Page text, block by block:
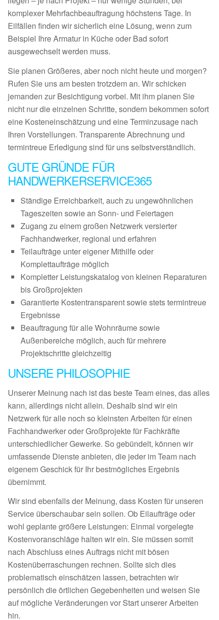
komplexer Mehrfachbeauftragung höchstens Tage. In
Eilfällen finden wir sicherlich eine Lösung, wenn zum
Beispiel Ihre Armatur in Küche oder Bad sofort
ausgewechselt werden muss.
Sie planen Größeres, aber noch nicht heute und morgen?
Rufen Sie uns am besten trotzdem an. Wir schicken
jemanden zur Besichtigung vorbei. Mit ihm planen Sie
nicht nur die einzelnen Schritte, sondern bekommen sofort
eine Kosteneinschätzung und eine Terminzusage nach
Ihren Vorstellungen. Transparente Abrechnung und
termintreue Erledigung sind für uns selbstverständlich.
GUTE GRÜNDE FÜR
HANDWERKERSERVICE365
Ständige Erreichbarkeit, auch zu ungewöhnlichen
Tageszeiten sowie an Sonn- und Feiertagen
Zugang zu einem großen Netzwerk versierter
Fachhandwerker, regional und erfahren
Teilaufträge unter eigener Mithilfe oder
Komplettaufträge möglich
Kompletter Leistungskatalog von kleinen Reparaturen
bis Großprojekten
Garantierte Kostentransparent sowie stets termintreue
Ergebnisse
Beauftragung für alle Wohnräume sowie
Außenbereiche möglich, auch für mehrere
Projektschritte gleichzeitig
UNSERE PHILOSOPHIE
Unserer Meinung nach ist das beste Team eines, das alles
kann, allerdings nicht allein. Deshalb sind wir ein
Netzwerk für alle noch so kleinsten Arbeiten für einen
Fachhandwerker oder Großprojekte für Fachkräfte
unterschiedlicher Gewerke. So gebündelt, können wir
umfassende Dienste anbieten, die jeder im Team nach
eigenem Geschick für Ihr bestmögliches Ergebnis
übernimmt.
Wir sind ebenfalls der Meinung, dass Kosten für unseren
Service überschaubar sein sollen. Ob Eilaufträge oder
wohl geplante größere Leistungen: Einmal vorgelegte
Kostenvoranschläge halten wir ein. Sie müssen somit
nach Abschluss eines Auftrags nicht mit bösen
Kostenüberraschungen rechnen. Sollte sich dies
problematisch einschätzen lassen, betrachten wir
persönlich die örtlichen Gegebenheiten und weisen Sie
auf mögliche Veränderungen vor Start unserer Arbeiten
hin.